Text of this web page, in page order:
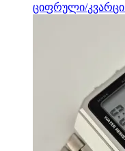
ციფრული/კვარცი